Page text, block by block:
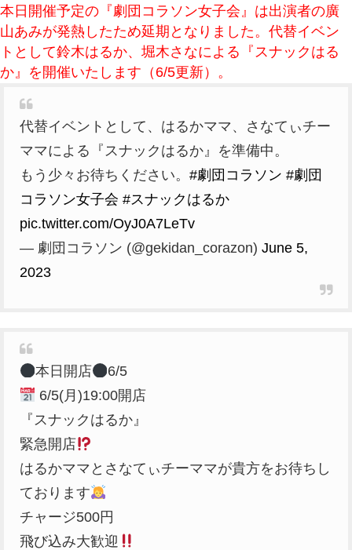
本日開催予定の『劇団コラソン女子会』は出演者の廣
山あみが発熱したため延期となりました。代替イベン
トとして鈴木はるか、堀木さなによる『スナックはる
か』を開催いたします（6/5更新）。
代替イベントとして、はるかママ、さなてぃチー
ママによる『スナックはるか』を準備中。
もう少々お待ちください。 #劇団コラソン #劇団
コラソン女子会 #スナックはるか
pic.twitter.com/OyJ0A7LeTv
— 劇団コラソン (@gekidan_corazon) June 5,
2023
本日開店
6/5
6/5(月)19:00開店
『スナックはるか』
緊急開店
はるかママとさなてぃチーママが貴方をお待ちし
ております
チャージ500円
飛び込み大歓迎